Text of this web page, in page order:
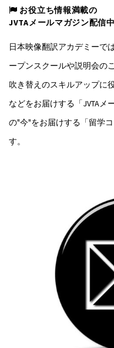
お役立ち情報満載の
JVTAメールマガジン配信中
日本映像翻訳アカデミーで
ープンスクールや説明会の
吹き替えのスキルアップに
などをお届けする「JVTAメ
の"今"をお届けする「留学
す。